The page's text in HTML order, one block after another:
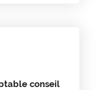
conseil